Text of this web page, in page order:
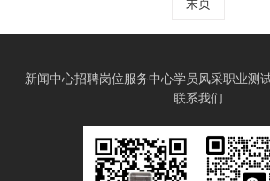
末页
新闻中心招聘岗位服务中心学员风采职业测
联系我们